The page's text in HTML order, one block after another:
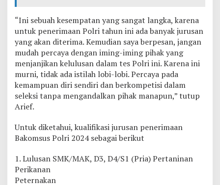
“Ini sebuah kesempatan yang sangat langka, karena
untuk penerimaan Polri tahun ini ada banyak jurusan
yang akan diterima. Kemudian saya berpesan, jangan
mudah percaya dengan iming-iming pihak yang
menjanjikan kelulusan dalam tes Polri ini. Karena ini
murni, tidak ada istilah lobi-lobi. Percaya pada
kemampuan diri sendiri dan berkompetisi dalam
seleksi tanpa mengandalkan pihak manapun,” tutup
Arief.
Untuk diketahui, kualifikasi jurusan penerimaan
Bakomsus Polri 2024 sebagai berikut
1. Lulusan SMK/MAK, D3, D4/S1 (Pria) Pertaninan
Perikanan
Peternakan